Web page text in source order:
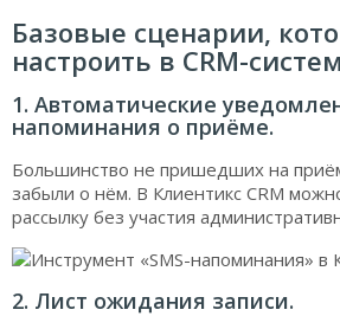
Базовые сценарии,
настроить в CRM-
1. Автоматические
напоминания о приёме.
Большинство не пришедших на
забыли о нём. В Клиентикс CRM
рассылку без участия
2. Лист ожидания записи.